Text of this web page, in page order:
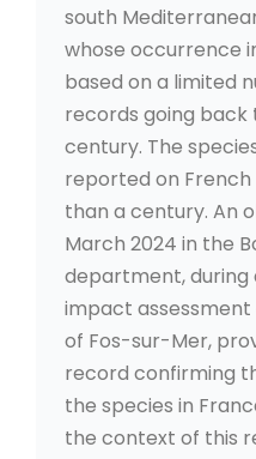
south
whose occurrence
based on a limited
records going
century. The
reported on
than a century. An
March 2024 in the
department, during
impact
of Fos-sur-Mer,
record confirming
the species in
the context of this